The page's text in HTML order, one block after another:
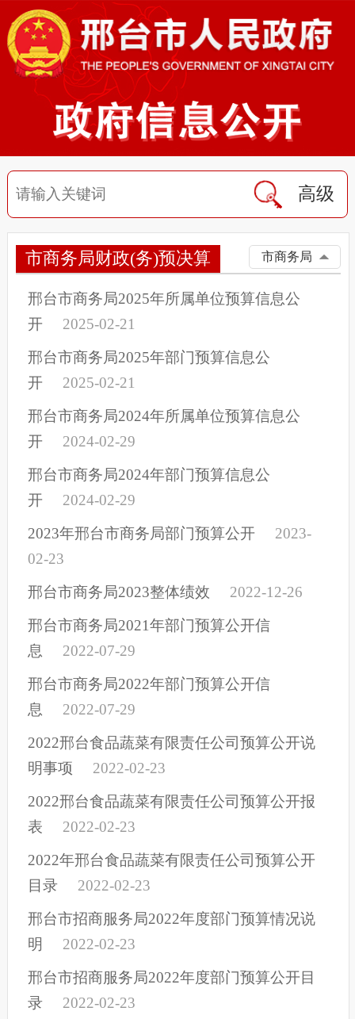
高级
市商务局财政(务)预决算 市商务局
邢台市商务局2025年所属单位预算信息公
开
2025-02-21
邢台市商务局2025年部门预算信息公
开
2025-02-21
邢台市商务局2024年所属单位预算信息公
开
2024-02-29
邢台市商务局2024年部门预算信息公
开
2024-02-29
2023年邢台市商务局部门预算公开
2023-
02-23
邢台市商务局2023整体绩效
2022-12-26
邢台市商务局2021年部门预算公开信
息
2022-07-29
邢台市商务局2022年部门预算公开信
息
2022-07-29
2022邢台食品蔬菜有限责任公司预算公开说
明事项
2022-02-23
2022邢台食品蔬菜有限责任公司预算公开报
表
2022-02-23
2022年邢台食品蔬菜有限责任公司预算公开
目录
2022-02-23
邢台市招商服务局2022年度部门预算情况说
明
2022-02-23
邢台市招商服务局2022年度部门预算公开目
录
2022-02-23